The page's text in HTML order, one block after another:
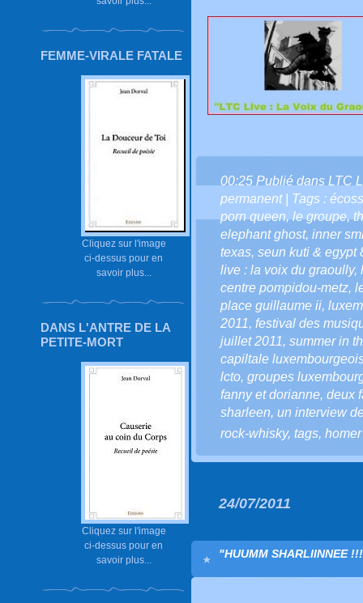
FEMME-VIRALE FATALE
Cliquez sur l'image
ci-dessus pour en
savoir plus...
DANS L'ANTRE DE LA
PETITE-MORT
Cliquez sur l'image
ci-dessus pour en
savoir plus...
00:25 Publié dans LTC
permanent| Tags :
porn queen,le groupe,
elephant ghost, inner
texas, seun kuti & egypt
live : la voix du graoully,
centre pompidou-metz,
place guillaume ii,
2011, festival des
juillet 2011, summer in
capiltale
lcto, groupes
fanny et dorianne, deux
sharleen, un interview
rock-whisky, tags,
24/07/2011
"HUUMM SHARLIINNEE